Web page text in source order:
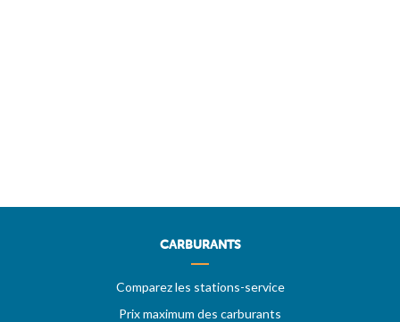
CARBURANTS
Comparez les stations-service
Prix maximum des carburants